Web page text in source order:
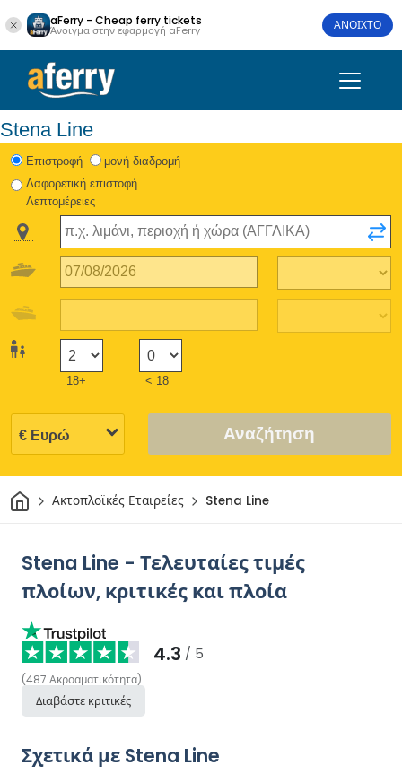
aFerry - Cheap ferry tickets
Άνοιγμα στην εφαρμογή aFerry ΑΝΟΙΧΤΟ
Stena Line
Eπιστροφή
μονή διαδρομή
Δαφορετική επιστοφή
Λεπτομέρειες
18+ < 18
Αναζήτηση
ΣπίτιΑκτοπλοϊκές Εταιρείες Stena Line
Stena Line - Τελευταίες τιμές
πλοίων, κριτικές και πλοία
4.3 / 5
(487 Ακροαματικότητα)
Διαβάστε κριτικές
Σχετικά με Stena Line